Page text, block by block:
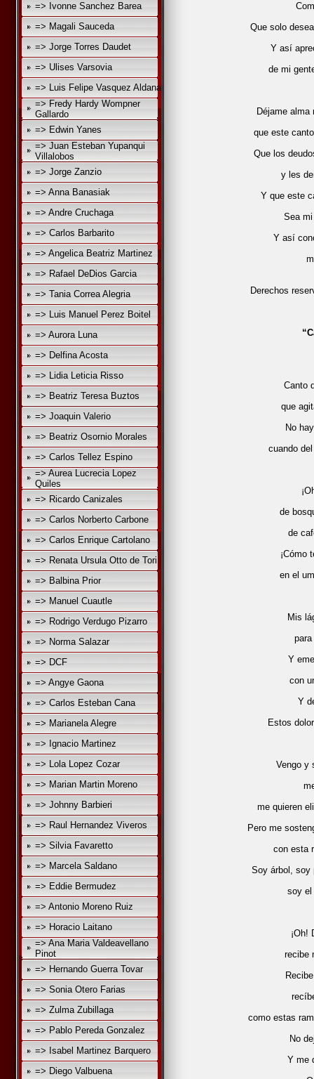
=> Ivonne Sanchez Barea
=> Magali Sauceda
=> Jorge Torres Daudet
=> Ulises Varsovia
=> Luis Felipe Vasquez Aldana
=> Fredy Hardy Wompner
Gallardo
=> Edwin Yanes
=> Juan Esteban Yupanqui
Villalobos
=> Jorge Zanzio
=> Anna Banasiak
=> Andre Cruchaga
=> Carlos Barbarito
=> Angelica Beatriz Martinez
=> Rafael DeDios Garcia
=> Tania Correa Alegria
=> Luis Manuel Perez Boitel
=> Aurora Luna
=> Delfina Acosta
=> Lidia Leticia Risso
=> Beatriz Teresa Buztos
=> Joaquin Valerio
=> Beatriz Osornio Morales
=> Carlos Tellez Espino
=> Aurea Lucrecia Lopez
Quiles
=> Ricardo Canizales
=> Carlos Norberto Carbone
=> Carlos Enrique Cartolano
=> Renata Ursula Otto de Tori
=> Balbina Prior
=> Manuel Cuautle
=> Rodrigo Verdugo Pizarro
=> Norma Salazar
=> DCF
=> Angye Gaona
=> Carlos Esteban Cana
=> Marianela Alegre
=> Ignacio Martinez
=> Lola Lopez Cozar
=> Marian Martin Moreno
=> Johnny Barbieri
=> Raul Hernandez Viveros
=> Silvia Favaretto
=> Marcela Saldano
=> Eddie Bermudez
=> Antonio Moreno Ruiz
=> Horacio Laitano
=> Ana Maria Valdeavellano
Pinot
=> Hernando Guerra Tovar
=> Sonia Otero Farias
=> Zulma Zubillaga
=> Pablo Pereda Gonzalez
=> Isabel Martinez Barquero
=> Diego Valbuena
Que solo
Y así
de mi
Déjame
que este
Que los
y les
Y que este
Sea
Y así
Derechos
Canto
que
No
cuando
de
de
¡Cómo
en el
Mis
Y
con
Y
Estos
Vengo y
me quieren
Pero me
con esta
Soy árbol, soy
soy el
¡Oh!
recibe
como estas
No
Y me